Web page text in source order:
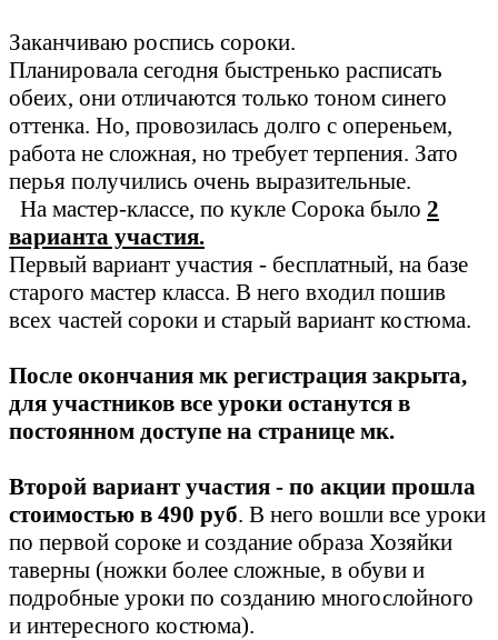
Заканчиваю роспись сороки.
Планировала сегодня быстренько расписать
обеих, они отличаются только тоном синего
оттенка. Но, провозилась долго с опереньем,
работа не сложная, но требует терпения. Зато
перья получились очень выразительные.
На мастер-классе, по кукле Сорока было 2
варианта участия.
Первый вариант участия - бесплатный, на базе
старого мастер класса. В него входил пошив
всех частей сороки и старый вариант костюма.
После окончания мк регистрация закрыта,
для участников все уроки останутся в
постоянном доступе на странице мк.
Второй вариант участия - по акции прошла
стоимостью в 490 руб. В него вошли все уроки
по первой сороке и создание образа Хозяйки
таверны (ножки более сложные, в обуви и
подробные уроки по созданию многослойного
и интересного костюма).